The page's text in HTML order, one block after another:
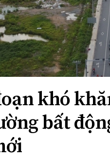
khó
bất